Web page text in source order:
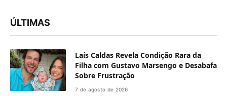
ÚLTIMAS
Laís Caldas Revela Condição Rara da
Filha com Gustavo Marsengo e Desabafa
Sobre Frustração
7 de agosto de 2026